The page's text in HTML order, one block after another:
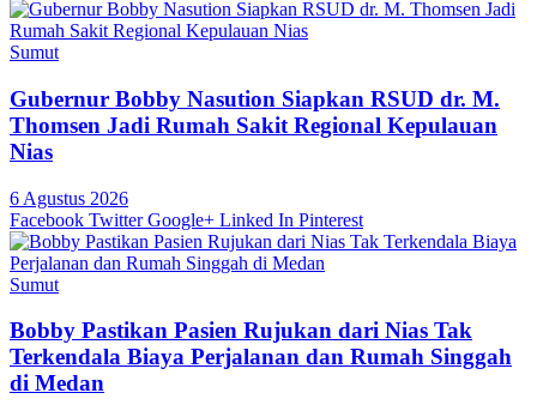
Sumut
Gubernur Bobby Nasution Siapkan RSUD dr. M.
Thomsen Jadi Rumah Sakit Regional Kepulauan
Nias
6 Agustus 2026
Facebook Twitter Google+ Linked In Pinterest
Sumut
Bobby Pastikan Pasien Rujukan dari Nias Tak
Terkendala Biaya Perjalanan dan Rumah Singgah
di Medan